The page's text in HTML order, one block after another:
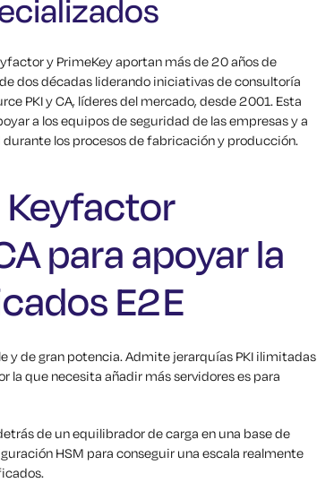
y PrimeKey aportan más de 20 años de
dos décadas liderando iniciativas de consultoría
PKI y CA, líderes del mercado, desde 2001. Esta
a los equipos de seguridad de las empresas y a
los procesos de fabricación y producción.
para apoyar la
E2E
y de gran potencia. Admite jerarquías PKI ilimitadas
la que necesita añadir más servidores es para
de un equilibrador de carga en una base de
HSM para conseguir una escala realmente